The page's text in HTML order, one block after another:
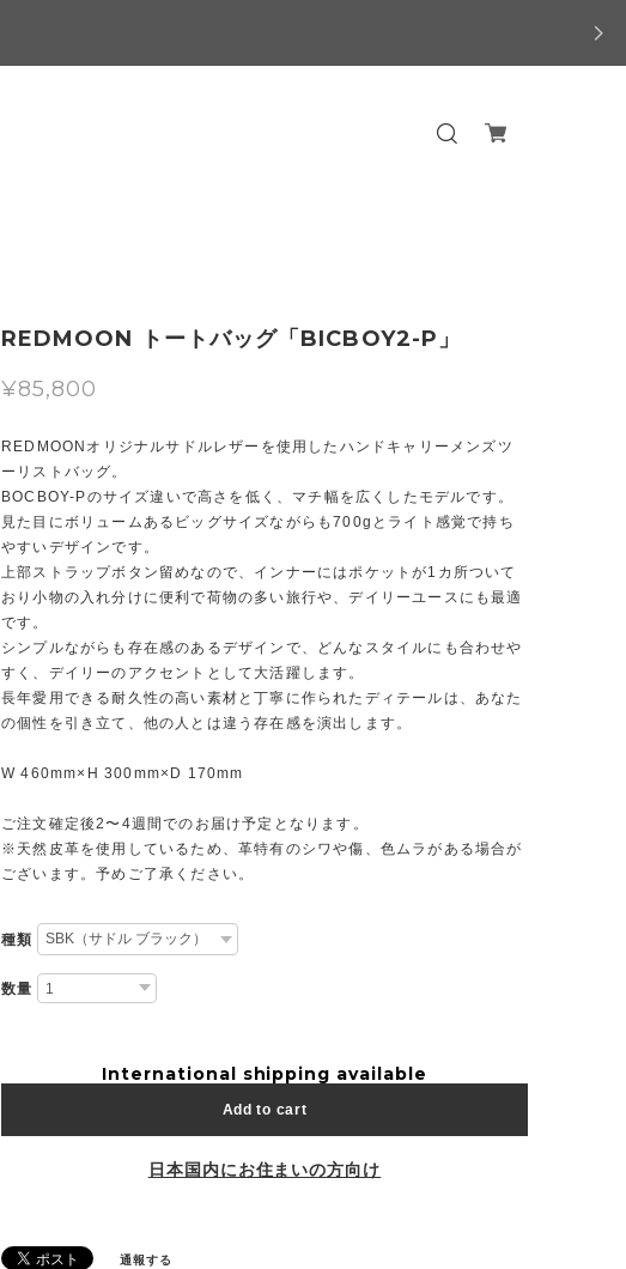
REDMOON トートバッグ「BICBOY2-P」
¥85,800
REDMOONオリジナルサドルレザーを使用したハンドキャリーメンズツ
ーリストバッグ。
BOCBOY-Pのサイズ違いで高さを低く、マチ幅を広くしたモデルです。
見た目にボリュームあるビッグサイズながらも700gとライト感覚で持ち
やすいデザインです。
上部ストラップボタン留めなので、インナーにはポケットが1カ所ついて
おり小物の入れ分けに便利で荷物の多い旅行や、デイリーユースにも最適
です。
シンプルながらも存在感のあるデザインで、どんなスタイルにも合わせや
すく、デイリーのアクセントとして大活躍します。
長年愛用できる耐久性の高い素材と丁寧に作られたディテールは、あなた
の個性を引き立て、他の人とは違う存在感を演出します。
W 460mm×H 300mm×D 170mm
ご注文確定後2〜4週間でのお届け予定となります。
※天然皮革を使用しているため、革特有のシワや傷、色ムラがある場合が
ございます。予めご了承ください。
種類
数量
International shipping available
Add to cart
日本国内にお住まいの方向け
通報する